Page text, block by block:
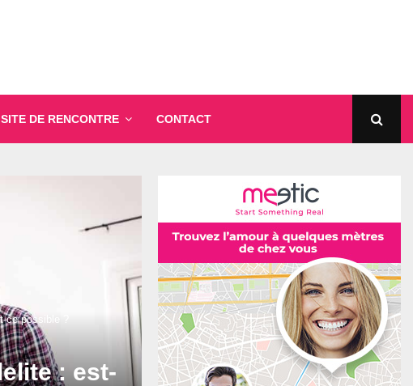
SITE DE RENCONTRE CONTACT
ce possible ?
: est-